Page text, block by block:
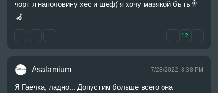
чорт я наполовину хес и шеф( я хочу мазякой быть👨
🦽
12
Asalamium 7/28/2022, 8:38 PM
Я Гаечка, ладно... Допустим больше всего она